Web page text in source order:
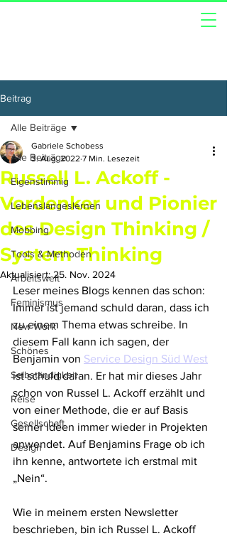
Beitrag
Alle Beiträge
Eigenstimmig
Lebenslangeslernen
Mobbing
Tools & Methoden
Arbeitswelt
Feminismus
New Work
Schönes
Selbständigkeit
Reise
Gesellschaft
Design
Alle Beiträge
Russell L. Ackoff -
Vordenker und Pionier
des Design Thinking /
System Thinking
Gabriele Schobess
3. Aug. 2022 7 Min. Lesezeit
Aktualisiert:25. Nov. 2024
Leser meines Blogs kennen das schon:
Immer ist jemand schuld daran, dass ich
zu einem Thema etwas schreibe. In
diesem Fall kann ich sagen, der
Benjamin von Service Design Süd West
ist schuld daran. Er hat mir dieses Jahr
schon von Russel L. Ackoff erzählt und
von einer Methode, die er auf Basis
seiner Ideen immer wieder in Projekten
anwendet. Auf Benjamins Frage ob ich
ihn kenne, antwortete ich erstmal mit
„Nein“.
Wie in meinem ersten Newsletter
beschrieben, bin ich Russel L. Ackoff